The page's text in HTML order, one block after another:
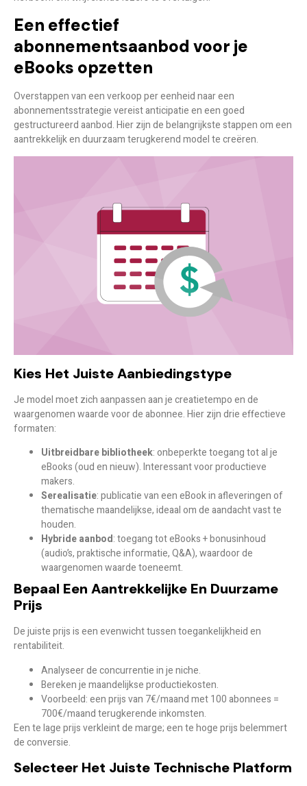
Een effectief
abonnementsaanbod voor je
eBooks opzetten
Overstappen van een verkoop per eenheid naar een
abonnementsstrategie vereist anticipatie en een goed
gestructureerd aanbod. Hier zijn de belangrijkste stappen om een
aantrekkelijk en duurzaam terugkerend model te creëren.
Kies Het Juiste Aanbiedingstype
Je model moet zich aanpassen aan je creatietempo en de
waargenomen waarde voor de abonnee. Hier zijn drie effectieve
formaten:
Uitbreidbare bibliotheek: onbeperkte toegang tot al je
eBooks (oud en nieuw). Interessant voor productieve
makers.
Serealisatie: publicatie van een eBook in afleveringen of
thematische maandelijkse, ideaal om de aandacht vast te
houden.
Hybride aanbod: toegang tot eBooks + bonusinhoud
(audio’s, praktische informatie, Q&A), waardoor de
waargenomen waarde toeneemt.
Bepaal Een Aantrekkelijke En Duurzame
Prijs
De juiste prijs is een evenwicht tussen toegankelijkheid en
rentabiliteit.
Analyseer de concurrentie in je niche.
Bereken je maandelijkse productiekosten.
Voorbeeld: een prijs van 7€/maand met 100 abonnees =
700€/maand terugkerende inkomsten.
Een te lage prijs verkleint de marge; een te hoge prijs belemmert
de conversie.
Selecteer Het Juiste Technische Platform